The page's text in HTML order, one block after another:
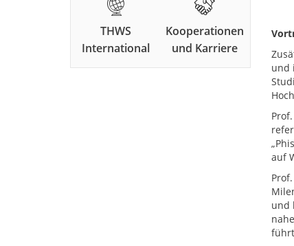
und
auf
und
THWS
International
Kooperationen
und Karriere